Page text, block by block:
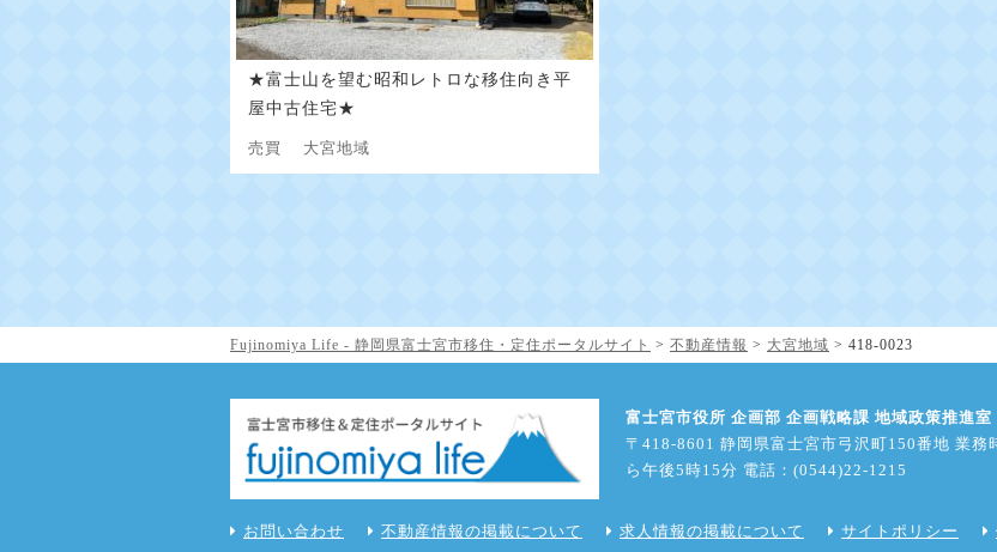
★富士山を望む昭和レトロな移住向き平
屋中古住宅★
売買 大宮地域
Fujinomiya Life - 静岡県富士宮市移住・定住ポータルサイト > 不動産情報 > 大宮地域 > 418-0023
富士宮市役所 企画部 企画戦略課 地域政策推進室
〒418-8601 静岡県富士宮市弓沢町150番地 業務
ら午後5時15分 電話：(0544)22-1215
お問い合わせ 不動産情報の掲載について 求人情報の掲載について サイトポリシー